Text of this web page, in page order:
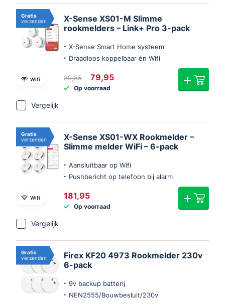
Wifi
Gratis
verzenden
X-Sense XS01-M Slimme
rookmelders – Link+ Pro 3-pack
X-Sense Smart Home systeem
Draadloos koppelbaar én Wifi
89,85
Oorspronkelijke
prijs
was:
79,95
Op voorraad
Vergelijk
Wifi
Gratis
verzenden
X-Sense XS01-WX Rookmelder –
Slimme melder WiFi – 6-pack
Aansluitbaar op Wifi
Pushbericht op telefoon bij alarm
181,95
Op voorraad
Vergelijk
Gratis
verzenden
Firex KF20 4973 Rookmelder 230v
6-pack
9v backup batterij
NEN2555/Bouwbesluit/230v